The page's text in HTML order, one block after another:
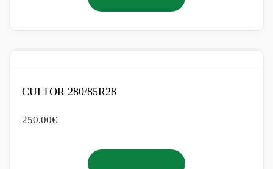
CULTOR 280/85R28
250,00€